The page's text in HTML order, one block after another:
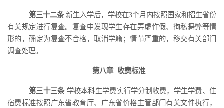
第三十二条 新生入学后，学校在3个月内按照国家和招生省份
有关规定进行复查。复查中发现学生存在弄虚作假、徇私舞弊等情
形的，确定为复查不合格，取消学籍；情节严重的，移交有关部门
调查处理。
第八章 收费标准
第三十三条 学校本科生学费实行学分制收费，学生学费、住
宿费标准按照广东省教育厅、广东省价格主管部门有关文件执行，